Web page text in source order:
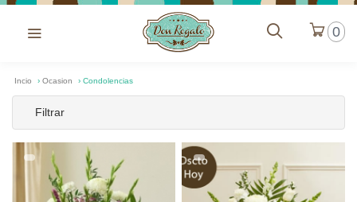
0
Incio › Ocasion › Condolencias
Filtrar